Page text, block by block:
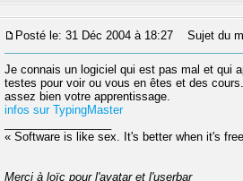
Posté le: 31 Déc 2004 à 18:27 Sujet du
Je connais un logiciel qui est pas mal et qui
testes pour voir ou vous en êtes et des
assez bien votre apprentissage.
infos sur TypingMaster
« Software is like sex. It's better when it's
Merci à loïc pour l'avatar et l'userbar